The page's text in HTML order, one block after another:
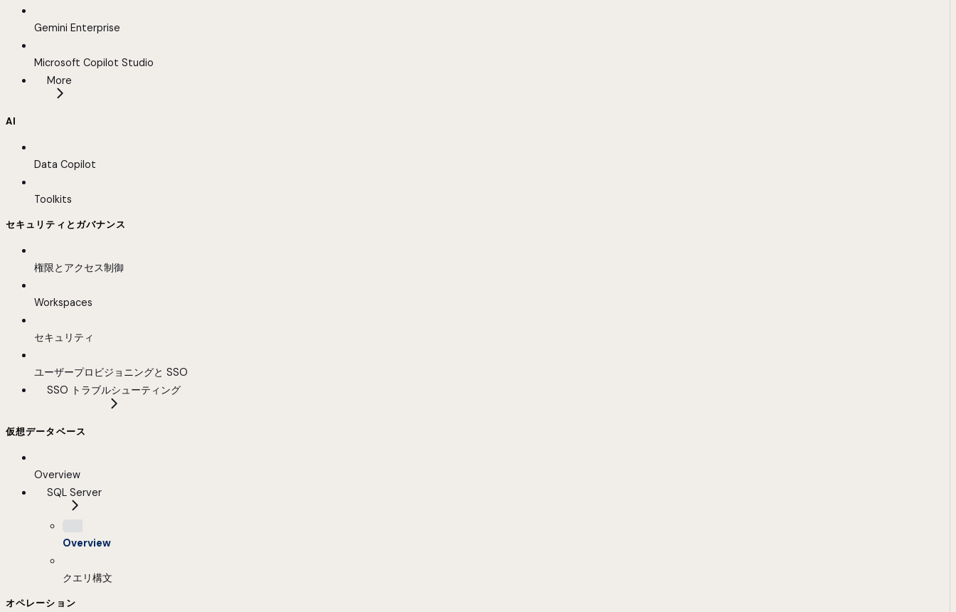
Gemini Enterprise
Microsoft Copilot Studio
More
AI
Data Copilot
Toolkits
セキュリティとガバナンス
権限とアクセス制御
Workspaces
セキュリティ
ユーザープロビジョニングと SSO
SSO トラブルシューティング
仮想データベース
Overview
SQL Server
Overview
クエリ構文
オペレーション